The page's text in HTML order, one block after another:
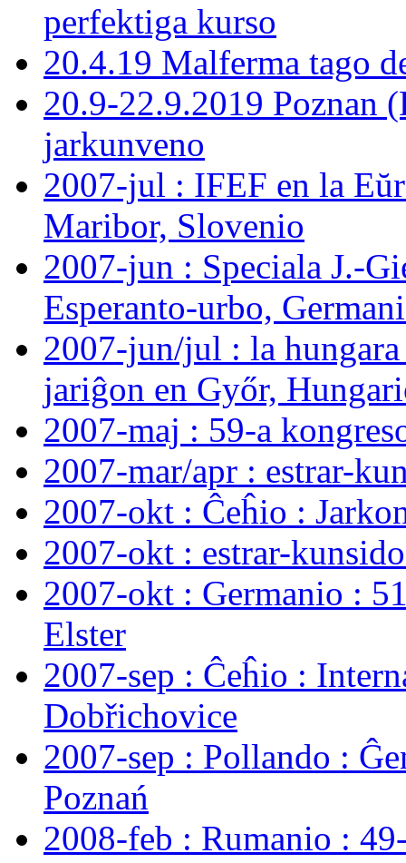
perfektiga kurso
20.4.19 Malferma tago
20.9-22.9.2019 Poznan
jarkunveno
2007-jul : IFEF en la
Maribor, Slovenio
2007-jun : Speciala J.-
Esperanto-urbo,
2007-jun/jul : la
jariĝon en Győr,
2007-maj : 59-a
2007-mar/apr : estrar-
2007-okt : Ĉeĥio :
2007-okt : estrar-
2007-okt : Germanio :
Elster
2007-sep : Ĉeĥio :
Dobřichovice
2007-sep : Pollando :
Poznań
2008-feb : Rumanio :